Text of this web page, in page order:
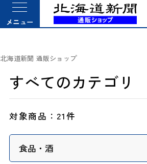
メニュー
北海道新聞 通販ショップ
すべてのカテゴリ
対象商品： 21件